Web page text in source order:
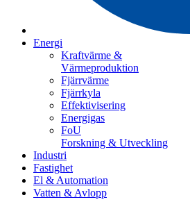
Energi
Kraftvärme &
Värmeproduktion
Fjärrvärme
Fjärrkyla
Effektivisering
Energigas
FoU
Forskning & Utveckling
Industri
Fastighet
El & Automation
Vatten & Avlopp